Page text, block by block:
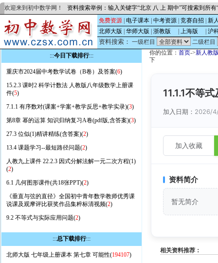
欢迎来到初中数学网！ 资料搜索举例：输入关键字“北京 八 上 期中”可搜索到所
免费资源 电子课本 中考资源 竞赛自招
新
北师大版
华师大版 浙教版 上海版 沪
资料搜索： 一级栏目
二级栏目
:::今日下载排行:::
重庆市2024届中考数学试卷（B卷）及答案(6)
15.2.3 课时2 科学计数法 人教版八年级数学上册课
件(5)
7.1.1 有序数对(课案+学案+教学反思+教学实录)(3)
第8章 幂的运算 知识归纳复习A卷(pdf版,含答案)(3)
27.3 位似(1)精讲精练(含答案)(2)
13.4 课题学习--最短路径问题(2)
人教九上课件 22.2.3 因式分解法解一元二次方程(1)
(2)
6.1 几何图形课件(共18张PPT)(2)
《垂直与弦的直径》全国初中青年数学教师优秀课
说课及观摩评比获奖作品集粹标清视频(2)
9.2 不等式与实际应用问题(2)
:::总下载排行:::
北师大版 七年级上册课本 第七章 可能性(194107)
你的位置： 首页->新人教
下
11.1.1不等
加入日期： 2026/
加入收藏
资料简介
暂无简介
相关资料推荐：